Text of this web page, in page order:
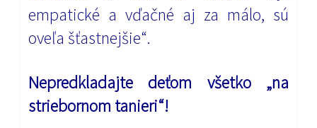
empatické a vďačné aj za málo, sú
oveľa šťastnejšie“.
Nepredkladajte deťom všetko „na
striebornom tanieri“!